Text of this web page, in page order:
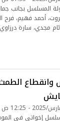
المسلسل بجانب
أحمد فهيم، فرح
مجدي، سارة
الطمث